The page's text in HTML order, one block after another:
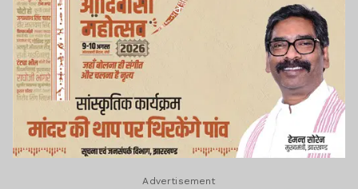
Advertisement